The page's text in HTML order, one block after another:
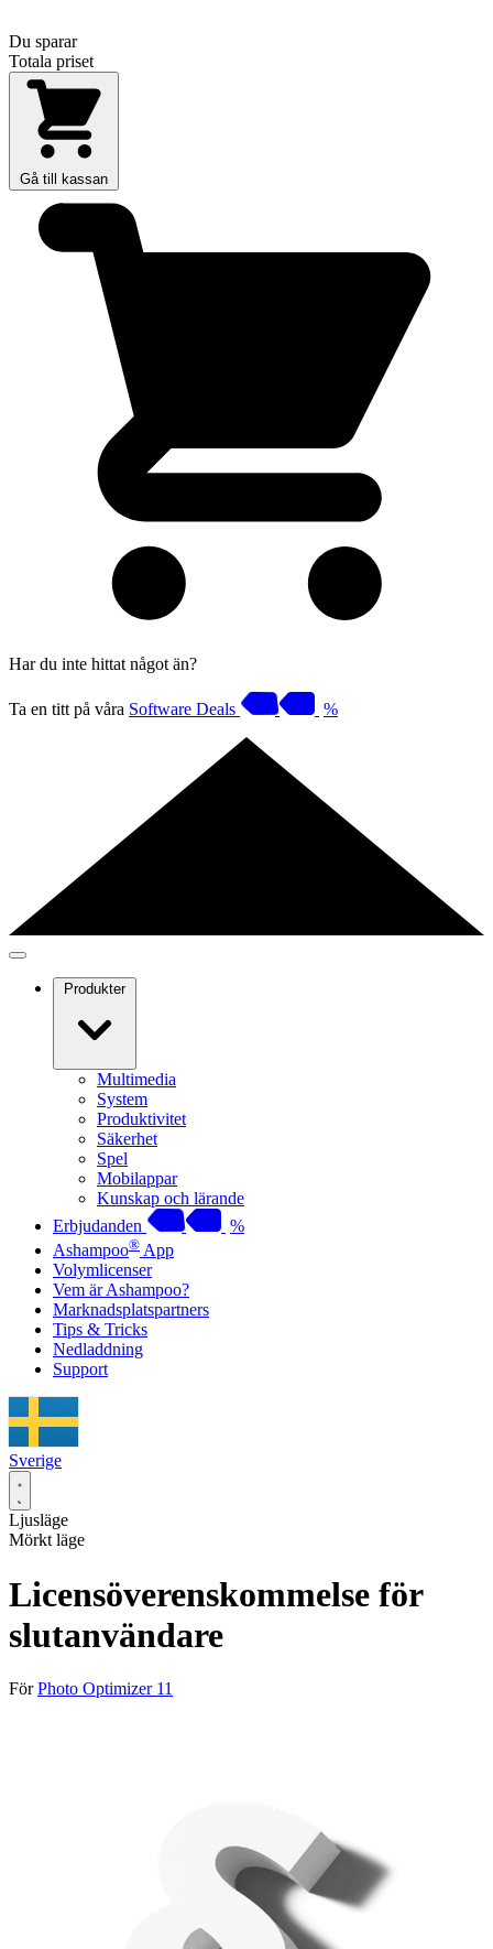
Du sparar
Totala priset
Gå till kassan
Har du inte hittat något än?
Ta en titt på våra Software Deals %
Produkter
Multimedia
System
Produktivitet
Säkerhet
Spel
Mobilappar
Kunskap och lärande
Erbjudanden
%
Ashampoo® App
Volymlicenser
Vem är Ashampoo?
Marknadsplatspartners
Tips & Tricks
Nedladdning
Support
Sverige
Ljusläge
Mörkt läge
Licensöverenskommelse för
slutanvändare
FörPhoto Optimizer 11